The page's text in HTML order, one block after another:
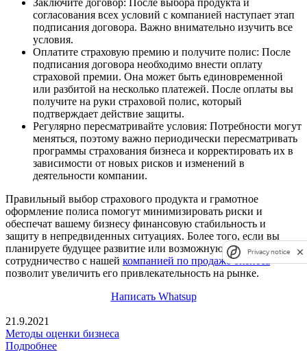
Заключите договор: После выбора продукта и
согласования всех условий с компанией наступает этап
подписания договора. Важно внимательно изучить все
условия.
Оплатите страховую премию и получите полис: После
подписания договора необходимо внести оплату
страховой премии. Она может быть единовременной
или разбитой на несколько платежей. После оплаты вы
получите на руки страховой полис, который
подтверждает действие защиты.
Регулярно пересматривайте условия: Потребности могут
меняться, поэтому важно периодически пересматривать
программы страхования бизнеса и корректировать их в
зависимости от новых рисков и изменений в
деятельности компании.
Правильный выбор страхового продукта и грамотное
оформление полиса помогут минимизировать риски и
обеспечат вашему бизнесу финансовую стабильность и
защиту в непредвиденных ситуациях. Более того, если вы
планируете будущее развитие или возможную продажу,
сотрудничество с нашей компанией по продаже бизнеса
позволит увеличить его привлекательность на рынке.
Написать Whatsup
21.9.2021
Методы оценки бизнеса
Подробнее
Privacy notice